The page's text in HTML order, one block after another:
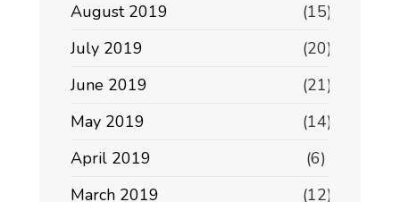
August 2019
(15)
July 2019
(20)
June 2019
(21)
May 2019
(14)
April 2019
(6)
March 2019
(12)